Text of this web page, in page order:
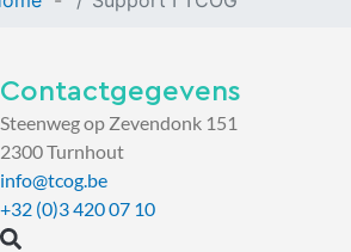
Contactgegevens
Steenweg op Zevendonk 151
2300 Turnhout
info@tcog.be
+32 (0)3 420 07 10